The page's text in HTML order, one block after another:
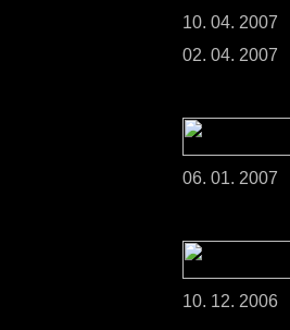
10. 04. 2007
02. 04. 2007
06. 01. 2007
10. 12. 2006